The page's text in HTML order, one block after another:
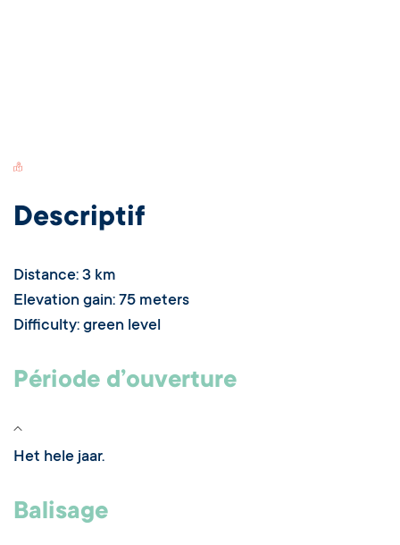
Switch Carte/Photos
Descriptif
Distance: 3 km
Elevation gain: 75 meters
Difficulty: green level
Période d’ouverture
Het hele jaar.
Balisage